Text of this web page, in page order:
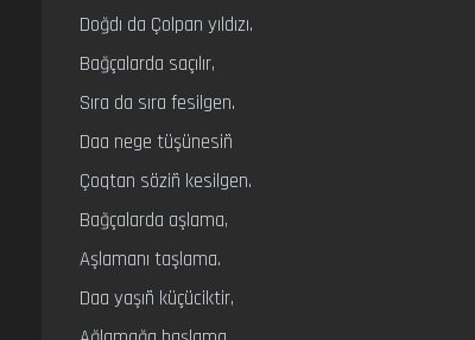
Doğdı da Çolpan yıldızı.
Bağçalarda saçılır,
Sıra da sıra fesilgen.
Daa nege tüşünesiñ
Çoqtan söziñ kesilgen.
Bağçalarda aşlama,
Aşlamanı taşlama.
Daa yaşıñ küçüciktir,